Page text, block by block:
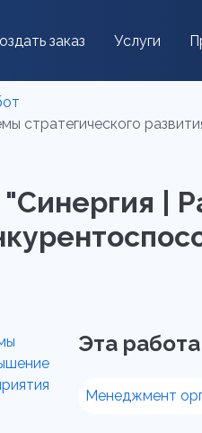
заказ Услуги
стратегического
|
Эта
Менеджмент